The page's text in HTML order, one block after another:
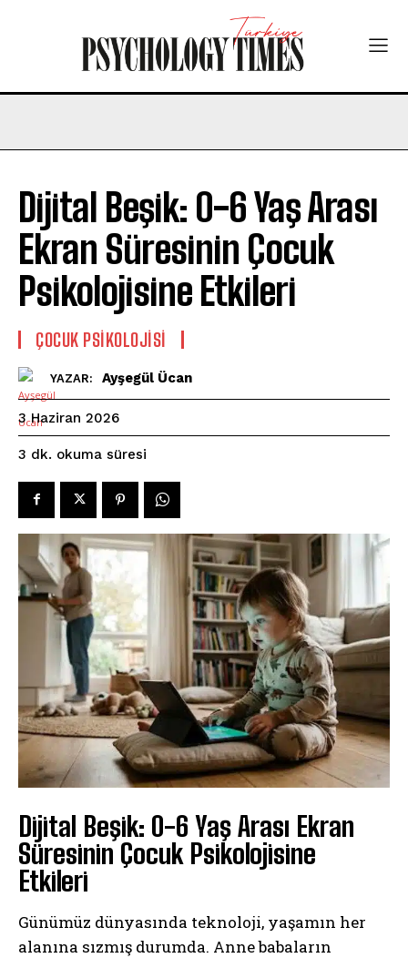
Dijital Beşik: 0-6 Yaş Arası
Ekran Süresinin Çocuk
Psikolojisine Etkileri
ÇOCUK PSIKOLOJISI
YAZAR: Ayşegül Ücan
3 Haziran 2026
3 dk. okuma süresi
Dijital Beşik: 0-6 Yaş Arası Ekran
Süresinin Çocuk Psikolojisine
Etkileri
Günümüz dünyasında teknoloji, yaşamın her
alanına sızmış durumda. Anne babaların